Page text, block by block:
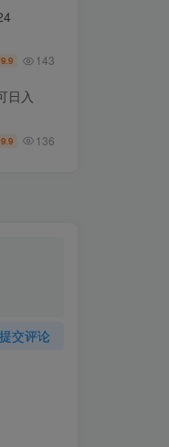
9.9 143
日入
9.9 136
提交评论